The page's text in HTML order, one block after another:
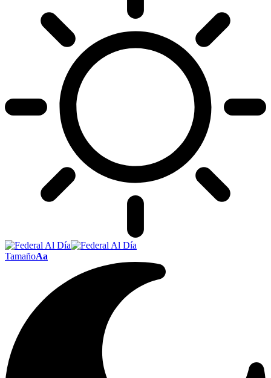
TamañoAa